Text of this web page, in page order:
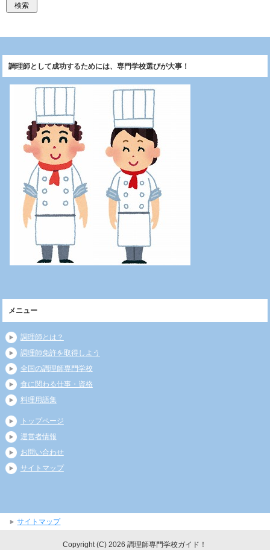
調理師として成功するためには、専門学校選びが大事！
メニュー
調理師とは？
調理師免許を取得しよう
全国の調理師専門学校
食に関わる仕事・資格
料理用語集
トップページ
運営者情報
お問い合わせ
サイトマップ
サイトマップ
Copyright (C) 2026 調理師専門学校ガイド！